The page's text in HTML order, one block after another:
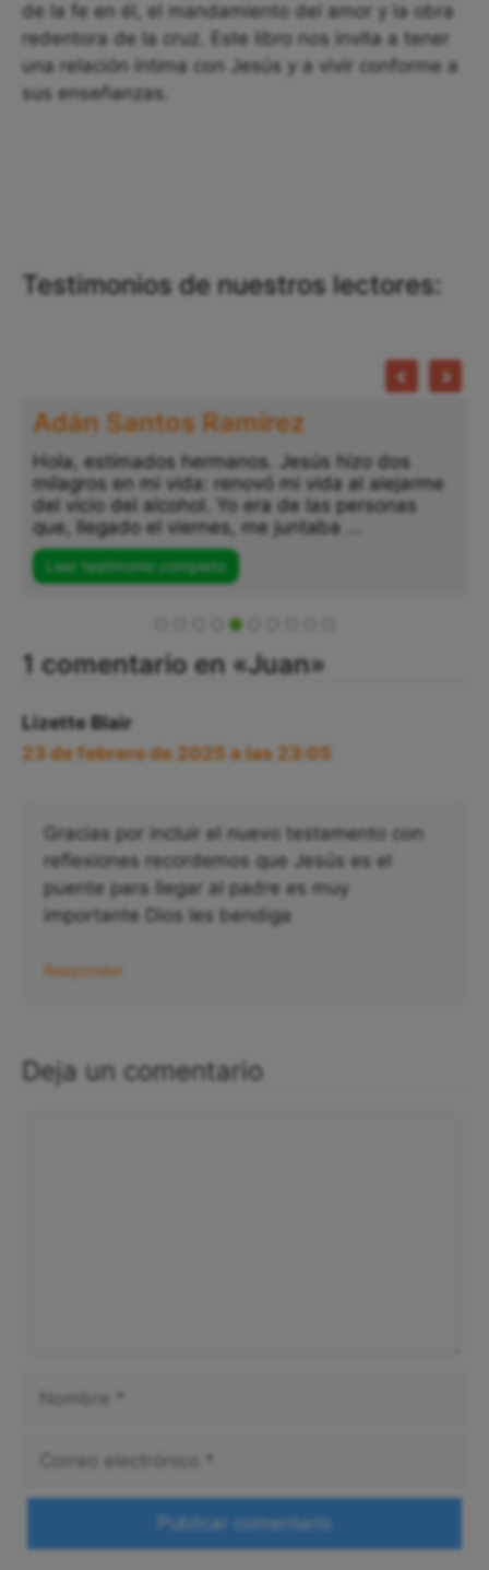
de la fe en él, el mandamiento del amor y la obra
redentora de la cruz. Este libro nos invita a tener
una relación íntima con Jesús y a vivir conforme a
sus enseñanzas.
Testimonios de nuestros lectores:
Adán Santos Ramírez
Hola, estimados hermanos. Jesús hizo dos
milagros en mi vida: renovó mi vida al alejarme
del vicio del alcohol. Yo era de las personas
que, llegado el viernes, me juntaba ...
Leer testimonio completo
1 comentario en «Juan»
Lizette Blair
23 de febrero de 2025 a las 23:05
Gracias por incluir el nuevo testamento con
reflexiones recordemos que Jesús es el
puente para llegar al padre es muy
importante Dios les bendiga
Responder
Deja un comentario